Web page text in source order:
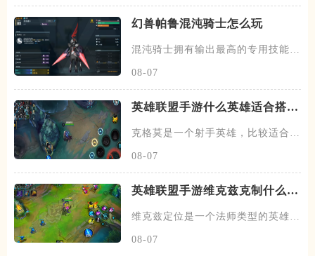
幻兽帕鲁混沌骑士怎么玩
混沌骑士拥有输出最高的专用技能双
08-07
英雄联盟手游什么英雄适合搭配
克格莫是一个射手英雄，比较适合走
08-07
英雄联盟手游维克兹克制什么英
维克兹定位是一个法师类型的英雄，
08-07